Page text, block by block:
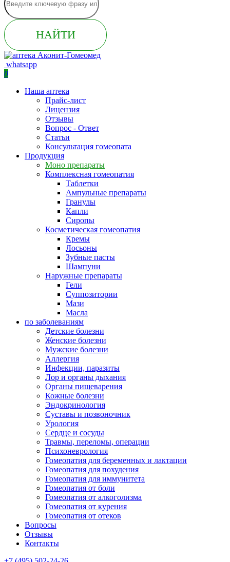
НАЙТИ
whatsapp
0
Наша аптека
Прайс-лист
Лицензия
Отзывы
Вопрос - Ответ
Статьи
Консультация гомеопата
Продукция
Моно препараты
Комплексная гомеопатия
Таблетки
Ампульные препараты
Гранулы
Капли
Сиропы
Косметическая гомеопатия
Кремы
Лосьоны
Зубные пасты
Шампуни
Наружные препараты
Гели
Суппозитории
Мази
Масла
по заболеваниям
Детские болезни
Женские болезни
Мужские болезни
Аллергия
Инфекции, паразиты
Лор и органы дыхания
Органы пищеварения
Кожные болезни
Эндокринология
Суставы и позвоночник
Урология
Сердце и сосуды
Травмы, переломы, операции
Психоневрология
Гомеопатия для беременных и лактации
Гомеопатия для похудения
Гомеопатия для иммунитета
Гомеопатия от боли
Гомеопатия от алкоголизма
Гомеопатия от курения
Гомеопатия от отеков
Вопросы
Отзывы
Контакты